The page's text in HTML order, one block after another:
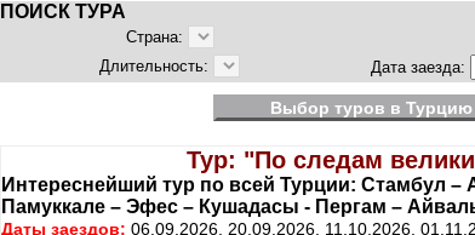
ПОИСК ТУРА
Страна:
Длительность:
Дата заезда:
Выбор туров в
Тур: "По следам
Интереснейший тур по всей Турции: Стамбул –
Памуккале – Эфес – Кушадасы - Пергам –
Даты заездов: 06.09.2026, 20.09.2026, 11.10.2026,